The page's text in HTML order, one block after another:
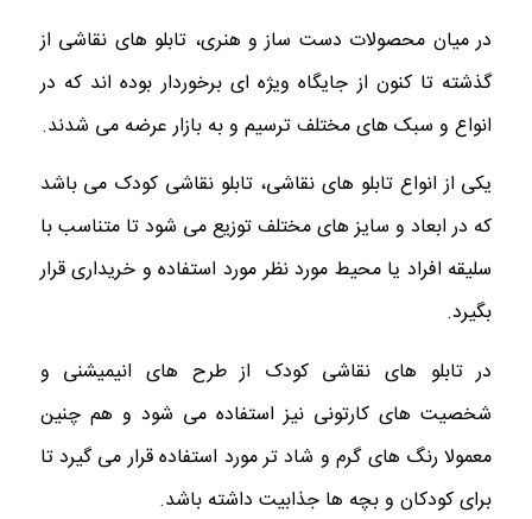
در میان محصولات دست ساز و هنری، تابلو های نقاشی از
گذشته تا کنون از جایگاه ویژه ای برخوردار بوده اند که در
انواع و سبک های مختلف ترسیم و به بازار عرضه می شدند.
یکی از انواع تابلو های نقاشی، تابلو نقاشی کودک می باشد
که در ابعاد و سایز های مختلف توزیع می شود تا متناسب با
سلیقه افراد یا محیط مورد نظر مورد استفاده و خریداری قرار
بگیرد.
در تابلو های نقاشی کودک از طرح های انیمیشنی و
شخصیت های کارتونی نیز استفاده می شود و هم چنین
معمولا رنگ های گرم و شاد تر مورد استفاده قرار می گیرد تا
برای کودکان و بچه ها جذابیت داشته باشد.